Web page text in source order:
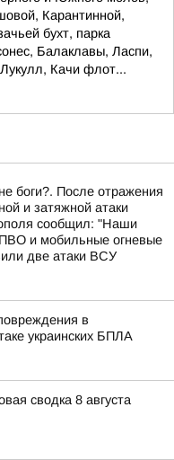
Карантинной,
бухт, парка
Балаклавы, Ласпи,
Качи флот...
боги?. После отражения
и затяжной атаки
сообщил: "Наши
и мобильные огневые
две атаки ВСУ
в
украинских БПЛА
сводка 8 августа